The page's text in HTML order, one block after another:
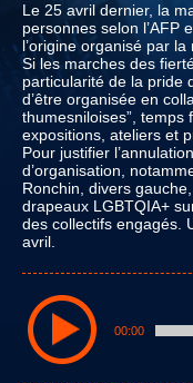
Le 25 avril dernier, la
personnes selon l’AFP
l’origine organisé par
Si les marches des
particularité de la pride
d’être organisée en
thumesniloises”, temps
expositions, ateliers et
Pour justifier
d’organisation,
Ronchin, divers
drapeaux LGBTQIA+
des collectifs engagés.
avril.
00:00